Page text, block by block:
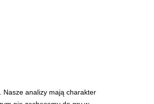
Nasze analizy mają charakter